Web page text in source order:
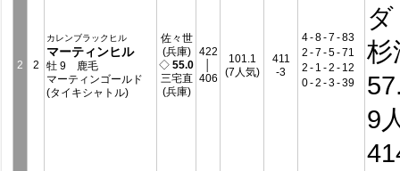
2 2
カレンブラックヒル
マーティンヒル
牡 9 鹿毛
マーティンゴールド
(タイキシャトル)
佐々世
(兵庫)
◇ 55.0
三宅直
(兵庫)
422
406
101.1
(7人気)
411
-3
4-8-7 -83
2 -7 -5-71
2 - 1 -2 - 12
0-2 -3-39
9